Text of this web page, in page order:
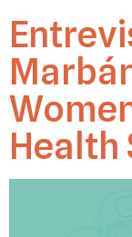
Health